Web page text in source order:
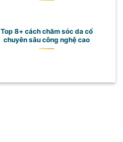
Top 8+ cách chăm sóc da cổ
chuyên sâu công nghệ cao